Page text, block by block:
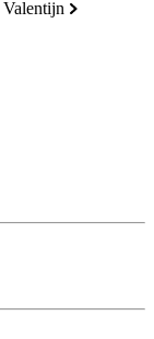
valentijn